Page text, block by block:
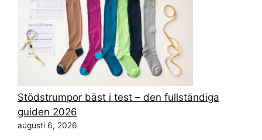
Stödstrumpor bäst i test – den fullständiga
guiden 2026
augusti 6, 2026